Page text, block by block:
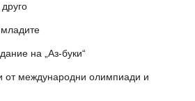
на „Аз-буки“
от международни олимпиади и